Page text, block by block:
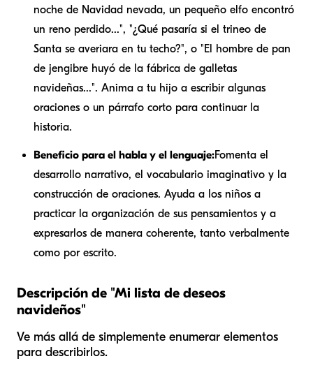
noche de Navidad nevada, un pequeño elfo encontró
un reno perdido...", "¿Qué pasaría si el trineo de
Santa se averiara en tu techo?", o "El hombre de pan
de jengibre huyó de la fábrica de galletas
navideñas...". Anima a tu hijo a escribir algunas
oraciones o un párrafo corto para continuar la
historia.
Beneficio para el habla y el lenguaje:Fomenta el
desarrollo narrativo, el vocabulario imaginativo y la
construcción de oraciones. Ayuda a los niños a
practicar la organización de sus pensamientos y a
expresarlos de manera coherente, tanto verbalmente
como por escrito.
Descripción de "Mi lista de deseos
navideños"
Ve más allá de simplemente enumerar elementos
para describirlos.